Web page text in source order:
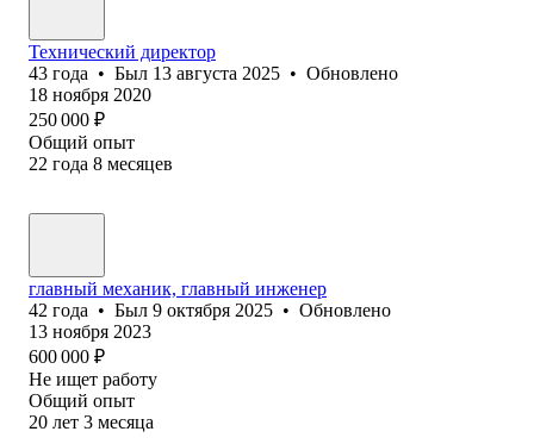
Технический директор
43 года • Был 13 августа 2025 • Обновлено
18 ноября 2020
250 000 ₽
Общий опыт
22 года 8 месяцев
главный механик, главный инженер
42 года • Был 9 октября 2025 • Обновлено
13 ноября 2023
600 000 ₽
Не ищет работу
Общий опыт
20 лет 3 месяца